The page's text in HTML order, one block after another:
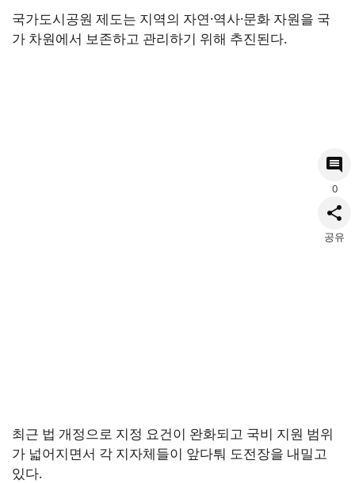
국가도시공원 제도는 지역의 자연·역사·문화 자원을 국
가 차원에서 보존하고 관리하기 위해 추진된다.
최근 법 개정으로 지정 요건이 완화되고 국비 지원 범위
가 넓어지면서 각 지자체들이 앞다퉈 도전장을 내밀고
있다.
0
공유